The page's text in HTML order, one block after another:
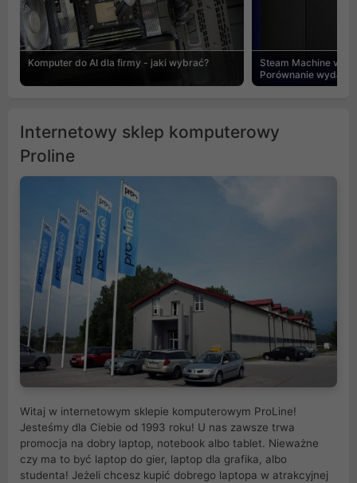
Komputer do AI dla firmy - jaki wybrać?
Steam Machine vs
Porównanie
Internetowy sklep komputerowy
Proline
Witaj w internetowym sklepie komputerowym ProLine!
Jesteśmy dla Ciebie od 1993 roku! U nas zawsze trwa
promocja na dobry laptop, notebook albo tablet. Nieważne
czy ma to być laptop do gier, laptop dla grafika, albo
studenta! Jeżeli chcesz kupić dobrego laptopa w atrakcyjnej